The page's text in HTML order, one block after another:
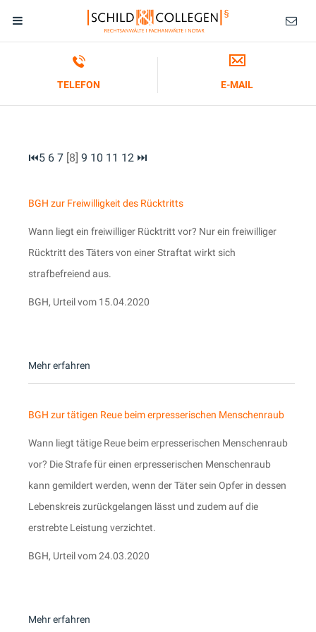
TELEFON E-MAIL
⏮5 6 7 [8] 9 10 11 12 ⏭
BGH zur Freiwilligkeit des Rücktritts
Wann liegt ein freiwilliger Rücktritt vor? Nur ein freiwilliger
Rücktritt des Täters von einer Straftat wirkt sich
strafbefreiend aus.
BGH, Urteil vom 15.04.2020
Mehr erfahren
BGH zur tätigen Reue beim erpresserischen Menschenraub
Wann liegt tätige Reue beim erpresserischen Menschenraub
vor? Die Strafe für einen erpresserischen Menschenraub
kann gemildert werden, wenn der Täter sein Opfer in dessen
Lebenskreis zurückgelangen lässt und zudem auf die
erstrebte Leistung verzichtet.
BGH, Urteil vom 24.03.2020
Mehr erfahren